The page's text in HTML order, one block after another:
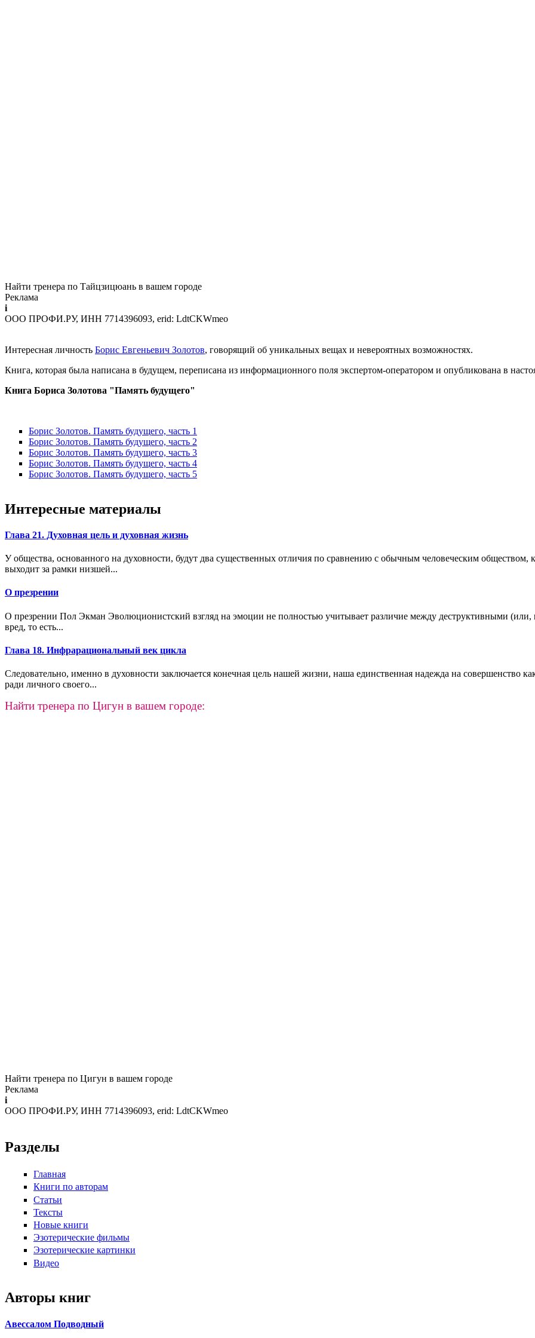
Найти тренера по Тайцзицюань в вашем городе
Реклама
i
ООО ПРОФИ.РУ, ИНН 7714396093, erid: LdtCKWmeo
Интересная личность Борис Евгеньевич Золотов, говорящий об уникальных вещах и невероятных возможностях.
Книга, которая была написана в будущем, переписана из информационного поля экспертом-оператором и опубликована в
Книга Бориса Золотова "Память будущего"
Борис Золотов. Память будущего, часть 1
Борис Золотов. Память будущего, часть 2
Борис Золотов. Память будущего, часть 3
Борис Золотов. Память будущего, часть 4
Борис Золотов. Память будущего, часть 5
Интересные материалы
Глава 21. Духовная цель и духовная жизнь
У общества, основанного на духовности, будут два существенных отличия по сравнению с обычным человеческим обществом,
выходит за рамки низшей...
О презрении
О презрении Пол Экман Эволюционистский взгляд на эмоции не полностью учитывает различие между деструктивными
вред, то есть...
Глава 18. Инфрарациональный век цикла
Следовательно, именно в духовности заключается конечная цель нашей жизни, наша единственная надежда на совершенство
ради личного своего...
Найти тренера по Цигун в вашем городе:
Найти тренера по Цигун в вашем городе
Реклама
i
ООО ПРОФИ.РУ, ИНН 7714396093, erid: LdtCKWmeo
Разделы
Главная
Книги по авторам
Статьи
Тексты
Новые книги
Эзотерические фильмы
Эзотерические картинки
Видео
Авторы книг
Авессалом Подводный